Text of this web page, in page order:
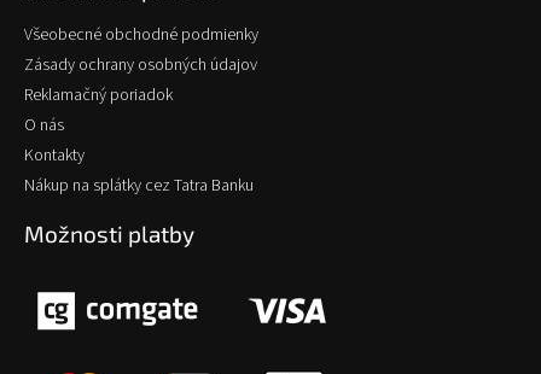
Všeobecné obchodné podmienky
Zásady ochrany osobných údajov
Reklamačný poriadok
O nás
Kontakty
Nákup na splátky cez Tatra Banku
Možnosti platby